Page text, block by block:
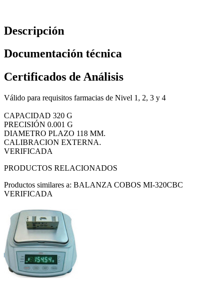
Descripción
Documentación técnica
Certificados de Análisis
Válido para requisitos farmacias de Nivel 1, 2, 3 y 4
CAPACIDAD 320 G
PRECISIÓN 0.001 G
DIAMETRO PLAZO 118 MM.
CALIBRACION EXTERNA.
VERIFICADA
PRODUCTOS RELACIONADOS
Productos similares a: BALANZA COBOS MI-320CBC
VERIFICADA